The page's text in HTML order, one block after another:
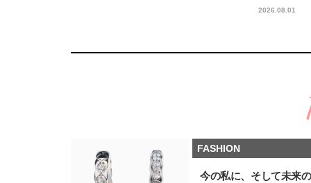
2026.08.01
FASHION
今の私に、そして未来